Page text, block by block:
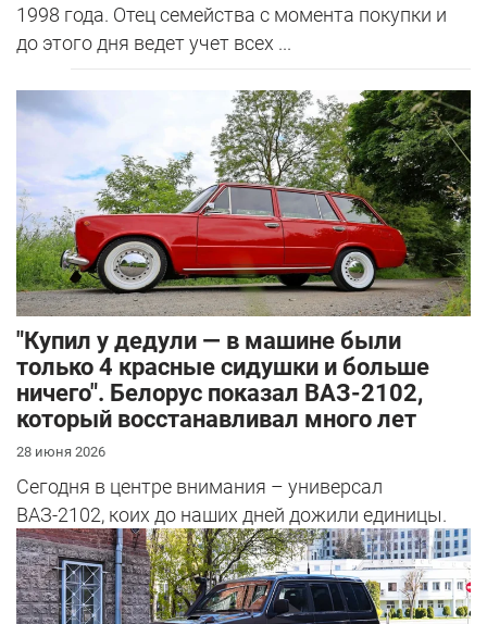
1998 года. Отец семейства с момента покупки и
до этого дня ведет учет всех ...
"Купил у дедули — в машине были
только 4 красные сидушки и больше
ничего". Белорус показал ВАЗ-2102,
который восстанавливал много лет
28 июня 2026
Сегодня в центре внимания – универсал
ВАЗ-2102, коих до наших дней дожили единицы.